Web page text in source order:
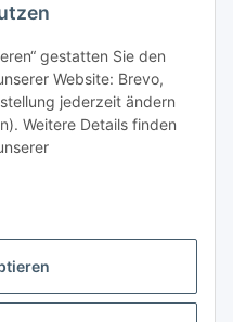
gestatten Sie den
Website: Brevo,
jederzeit ändern
Weitere Details finden
Sie gerne bei uns im Lager